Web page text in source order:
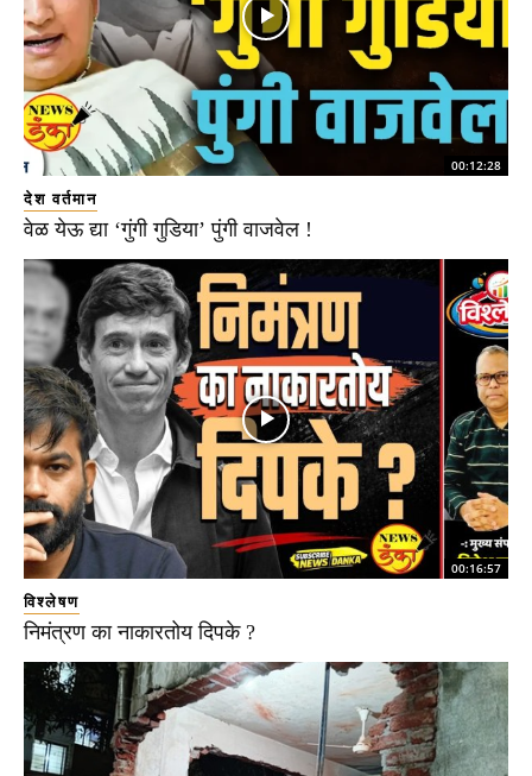
00:12:28
देश वर्तमान
वेळ येऊ द्या ‘गुंगी गुडिया’ पुंगी वाजवेल !
00:16:57
विश्लेषण
निमंत्रण का नाकारतोय दिपके ?